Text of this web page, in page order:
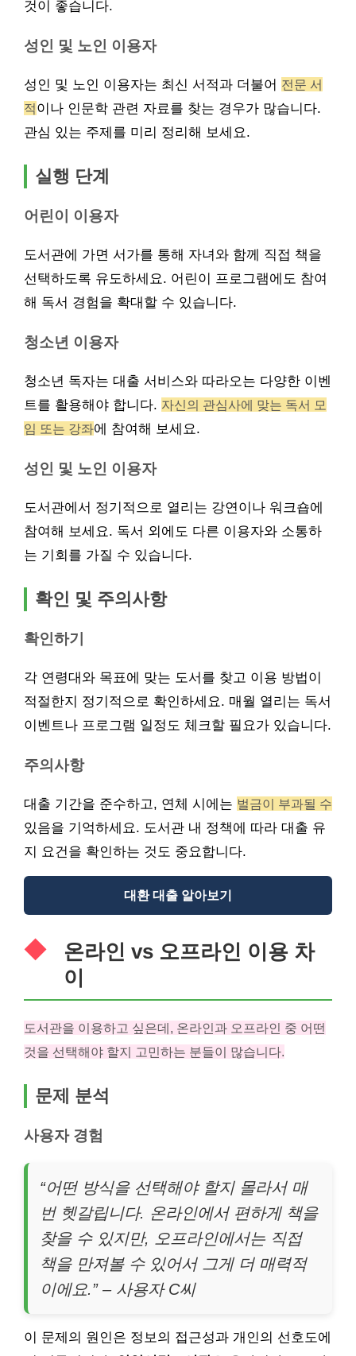
것이 좋습니다.
성인 및 노인 이용자
성인 및 노인 이용자는 최신 서적과 더불어 전문 서
적이나 인문학 관련 자료를 찾는 경우가 많습니다.
관심 있는 주제를 미리 정리해 보세요.
실행 단계
어린이 이용자
도서관에 가면 서가를 통해 자녀와 함께 직접 책을
선택하도록 유도하세요. 어린이 프로그램에도 참여
해 독서 경험을 확대할 수 있습니다.
청소년 이용자
청소년 독자는 대출 서비스와 따라오는 다양한 이벤
트를 활용해야 합니다. 자신의 관심사에 맞는 독서 모
임 또는 강좌에 참여해 보세요.
성인 및 노인 이용자
도서관에서 정기적으로 열리는 강연이나 워크숍에
참여해 보세요. 독서 외에도 다른 이용자와 소통하
는 기회를 가질 수 있습니다.
확인 및 주의사항
확인하기
각 연령대와 목표에 맞는 도서를 찾고 이용 방법이
적절한지 정기적으로 확인하세요. 매월 열리는 독서
이벤트나 프로그램 일정도 체크할 필요가 있습니다.
주의사항
대출 기간을 준수하고, 연체 시에는 벌금이 부과될 수
있음을 기억하세요. 도서관 내 정책에 따라 대출 유
지 요건을 확인하는 것도 중요합니다.
대환 대출 알아보기
온라인 vs 오프라인 이용 차
이
도서관을 이용하고 싶은데, 온라인과 오프라인 중 어떤
것을 선택해야 할지 고민하는 분들이 많습니다.
문제 분석
사용자 경험
“어떤 방식을 선택해야 할지 몰라서 매
번 헷갈립니다. 온라인에서 편하게 책을
찾을 수 있지만, 오프라인에서는 직접
책을 만져볼 수 있어서 그게 더 매력적
이에요.” – 사용자 C씨
이 문제의 원인은 정보의 접근성과 개인의 선호도에